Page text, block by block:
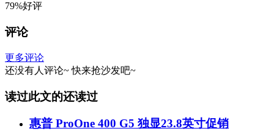
79%好评
评论
更多评论
还没有人评论~ 快来抢沙发吧~
读过此文的还读过
惠普 ProOne 400 G5 独显23.8英寸促销